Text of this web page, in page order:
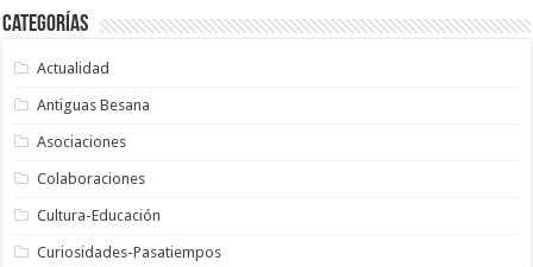
Categorías
Actualidad
Antiguas Besana
Asociaciones
Colaboraciones
Cultura-Educación
Curiosidades-Pasatiempos